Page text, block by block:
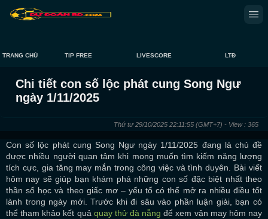
TRANG CHỦ TIP FREE LIVESCORE LTĐ
Chi tiết con số lộc phát cung Song Ngư
ngày 1/11/2025
Thứ tư 29/10/2025 22:11:55 (GMT+7) - View : 365
Con số lộc phát cung Song Ngư ngày 1/11/2025 đang là chủ đề
được nhiều người quan tâm khi mong muốn tìm kiếm năng lượng
tích cực, gia tăng may mắn trong công việc và tình duyên. Bài viết
hôm nay sẽ giúp bạn khám phá những con số đặc biệt nhất theo
thần số học và theo giấc mơ – yếu tố có thể mở ra nhiều điều tốt
lành trong ngày mới. Trước khi đi sâu vào phần luận giải, bạn có
thể tham khảo kết quả quay thử đà nẵng để xem vận may hôm nay